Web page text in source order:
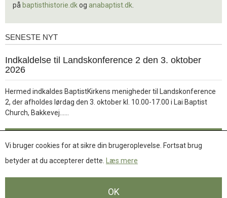
på baptisthistorie.dkog anabaptist.dk
Seneste
SENESTE NYT
jul.
Indkaldelse til Landskonference 2 den 3. oktober
2026
Hermed indkaldes BaptistKirkens menigheder til Landskonference
2, der afholdes lørdag den 3. oktober kl. 10.00-17.00 i Lai Baptist
Church, Bakkevej……
Læs mere
Vi bruger cookies for at sikre din brugeroplevelse. Fortsat brug
betyder at du accepterer dette.
Læs mere
OK